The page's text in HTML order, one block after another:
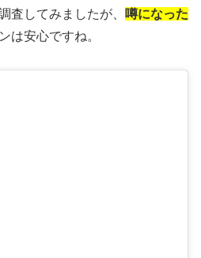
査してみましたが、
噂になった
は安心ですね。